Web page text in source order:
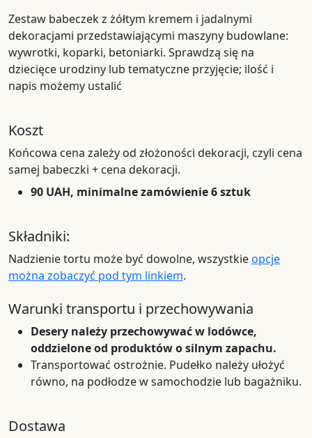
Zestaw babeczek z żółtym kremem i jadalnymi
dekoracjami przedstawiającymi maszyny budowlane:
wywrotki, koparki, betoniarki. Sprawdzą się na
dziecięce urodziny lub tematyczne przyjęcie; ilość i
napis możemy ustalić
Koszt
Końcowa cena zależy od złożoności dekoracji, czyli cena
samej babeczki + cena dekoracji.
90 UAH, minimalne zamówienie 6 sztuk
Składniki:
Nadzienie tortu może być dowolne, wszystkieopcje
można zobaczyć pod tym linkiem.
Warunki transportu i przechowywania
Desery należy przechowywać w lodówce,
oddzielone od produktów o silnym zapachu.
Transportować ostrożnie. Pudełko należy ułożyć
równo, na podłodze w samochodzie lub bagażniku.
Dostawa